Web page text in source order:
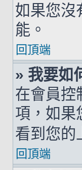
如果您沒
能。
回頂端
» 我要如
在會員控
項，如果
看到您的
回頂端